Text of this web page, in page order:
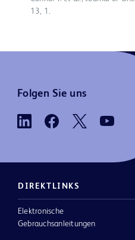
13, 1.
Folgen Sie uns
DIREKTLINKS
Elektronische
Gebrauchsanleitungen